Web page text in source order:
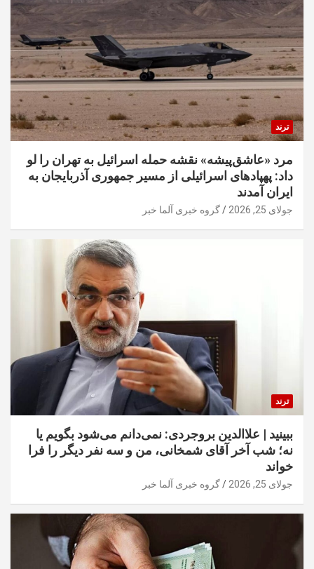
ترند
مرد «عاشق‌پیشه» نقشه حمله اسرائیل به تهران را لو
داد: پهپادهای اسرائیلی از مسیر جمهوری آذربایجان به
ایران آمدند
جولای 25, 2026 گروه خبری آلما خبر
ترند
ببینید | علاالدین بروجردی: نمی‌دانم می‌شود بگویم یا
نه؛ شب آخر آقای شمخانی، من و سه نفر دیگر را فرا
خواند
جولای 25, 2026 گروه خبری آلما خبر